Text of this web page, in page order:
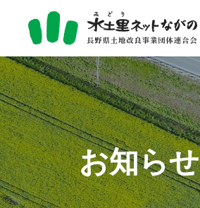
お知らせ